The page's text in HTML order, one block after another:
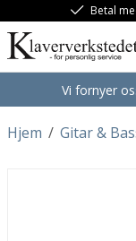
Betal
Vi fornyer
/
Hjem Gitar &